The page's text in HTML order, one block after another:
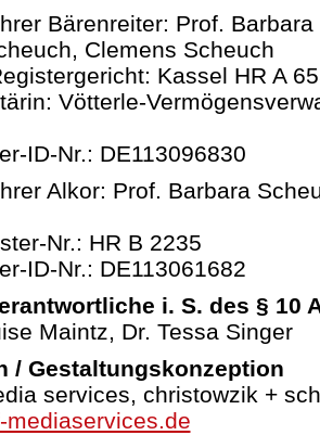
Bärenreiter: Prof.
Clemens Scheuch
Kassel HR A
Vötterle-
ID-Nr.: DE113096830
Alkor: Prof. Barbara
Nr.: HR B 2235
ID-Nr.: DE113061682
i. S. des § 10
Maintz, Dr. Tessa Singer
/ Gestaltungskonzeption
services, christowzik +
mediaservices.de